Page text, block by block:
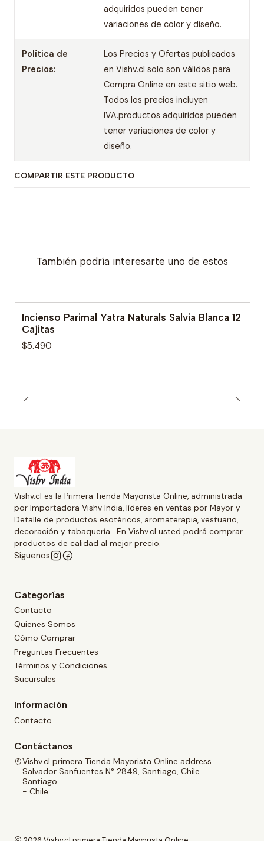
adquiridos pueden tener
variaciones de color y diseño.
Política de
Precios:
Los Precios y Ofertas publicados
en Vishv.cl solo son válidos para
Compra Online en este sitio web.
Todos los precios incluyen
IVA.productos adquiridos pueden
tener variaciones de color y
diseño.
COMPARTIR ESTE PRODUCTO
También podría interesarte uno de estos
Incienso Parimal Yatra Naturals Salvia Blanca 12
Cajitas
$5.490
Vishv.cl es la Primera Tienda Mayorista Online, administrada
por Importadora Vishv India, líderes en ventas por Mayor y
Detalle de productos esotéricos, aromaterapia, vestuario,
decoración y tabaquería . En Vishv.cl usted podrá comprar
productos de calidad al mejor precio.
Síguenos
Categorías
Contacto
Quienes Somos
Cómo Comprar
Preguntas Frecuentes
Términos y Condiciones
Sucursales
Información
Contacto
Contáctanos
Vishv.cl primera Tienda Mayorista Online address
Salvador Sanfuentes N° 2849, Santiago, Chile.
Santiago
- Chile